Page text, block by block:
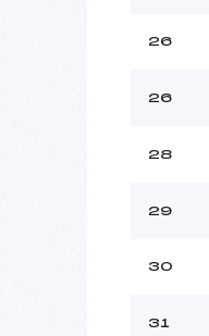
26
26
28
29
30
31